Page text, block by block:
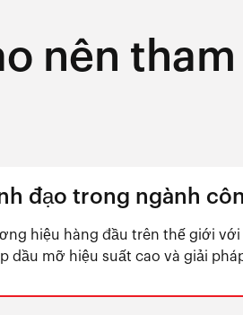
nên
đạo trong ngành
hiệu hàng đầu trên thế giới
dầu mỡ hiệu suất cao và giải